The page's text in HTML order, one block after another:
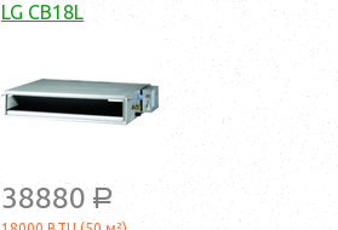
LG CB18L
38880 a